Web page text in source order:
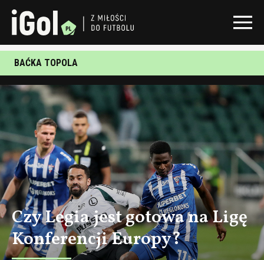
BAĆKA TOPOLA
Czy Legia jest gotowa na Ligę
Konferencji Europy?